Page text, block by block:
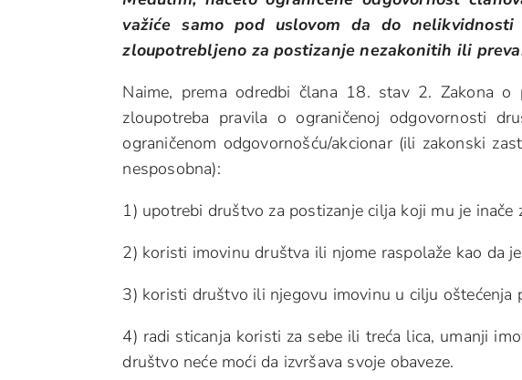
važiće samo pod uslovom da do
zloupotrebljeno za postizanje nezakonitih ili
Naime, prema odredbi člana 18. stav 2. Zakona
zloupotreba pravila o ograničenoj odgovornosti
ograničenom odgovornošću/akcionar (ili zakonski
nesposobna):
1) upotrebi društvo za postizanje cilja koji mu je inače
2) koristi imovinu društva ili njome raspolaže kao da
3) koristi društvo ili njegovu imovinu u cilju oštećenja
4) radi sticanja koristi za sebe ili treća lica, umanji
društvo neće moći da izvršava svoje obaveze.